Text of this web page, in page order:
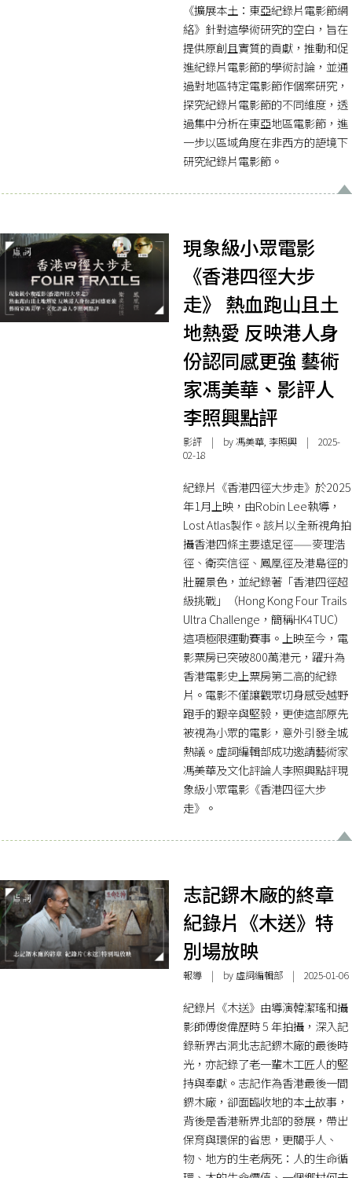
《擴展本土：東亞紀錄片電影節網
絡》針對這學術研究的空白，旨在
提供原創且實質的貢獻，推動和促
進紀錄片電影節的學術討論，並通
過對地區特定電影節作個案研究，
探究紀錄片電影節的不同維度，透
過集中分析在東亞地區電影節，進
一步以區域角度在非西方的語境下
研究紀錄片電影節。
現象級小眾電影
《香港四徑大步
走》 熱血跑山且土
地熱愛 反映港人身
份認同感更強 藝術
家馮美華、影評人
李照興點評
影評| by 馮美華, 李照興 | 2025-
02-18
紀錄片《香港四徑大步走》於2025
年1月上映，由Robin Lee執導，
Lost Atlas製作。該片以全新視角拍
攝香港四條主要遠足徑——麥理浩
徑、衛奕信徑、鳳凰徑及港島徑的
壯麗景色，並紀錄著「香港四徑超
級挑戰」（Hong Kong Four Trails
Ultra Challenge，簡稱HK4TUC）
這項極限運動賽事。上映至今，電
影票房已突破800萬港元，躍升為
香港電影史上票房第二高的紀錄
片。電影不僅讓觀眾切身感受越野
跑手的艱辛與堅毅，更使這部原先
被視為小眾的電影，意外引發全城
熱議。虛詞編輯部成功邀請藝術家
馮美華及文化評論人李照興點評現
象級小眾電影《香港四徑大步
走》。
志記鎅木廠的終章
紀錄片《木送》特
別場放映
報導| by 虛詞編輯部 | 2025-01-06
紀錄片《木送》由導演韓潔瑤和攝
影師傅俊偉歷時 5 年拍攝，深入記
錄新界古洞北志記鎅木廠的最後時
光，亦記錄了老一輩木工匠人的堅
持與奉獻。志記作為香港最後一間
鎅木廠，卻面臨收地的本土故事，
背後是香港新界北部的發展，帶出
保育與環保的省思，更關乎人、
物、地方的生老病死：人的生命循